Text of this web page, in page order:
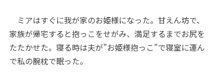
ミアはすぐに我が家のお姫様になった。甘えん坊で、
家族が帰宅すると抱っこをせがみ、満足するまでお尻を
たたかせた。寝る時は夫が”お姫様抱っこ”で寝室に運ん
で私の腕枕で眠った。